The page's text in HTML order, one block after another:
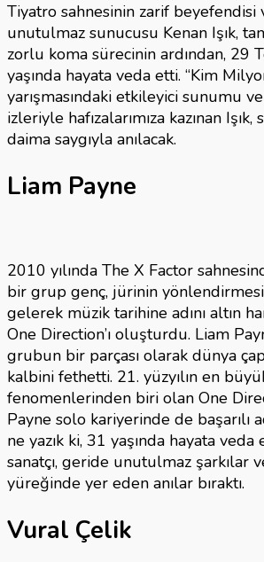
Tiyatro sahnesinin zarif beyefendisi
unutulmaz sunucusu Kenan Işık,
zorlu koma sürecinin ardından, 29
yaşında hayata veda etti. “Kim
yarışmasındaki etkileyici sunumu
izleriyle hafızalarımıza kazınan Işık,
daima saygıyla anılacak.
Liam Payne
2010 yılında The X Factor
bir grup genç, jürinin
gelerek müzik tarihine adını altın
One Direction’ı oluşturdu. Liam
grubun bir parçası olarak dünya
kalbini fethetti. 21. yüzyılın en
fenomenlerinden biri olan One
Payne solo kariyerinde de başarılı
ne yazık ki, 31 yaşında hayata
sanatçı, geride unutulmaz şarkılar
yüreğinde yer eden anılar bıraktı.
Vural Çelik